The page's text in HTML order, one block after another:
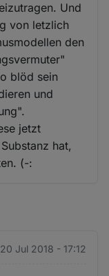
Und
von letzlich
den
blöd sein
und
jetzt
hat,
(-:
Jul 2018 - 17:12